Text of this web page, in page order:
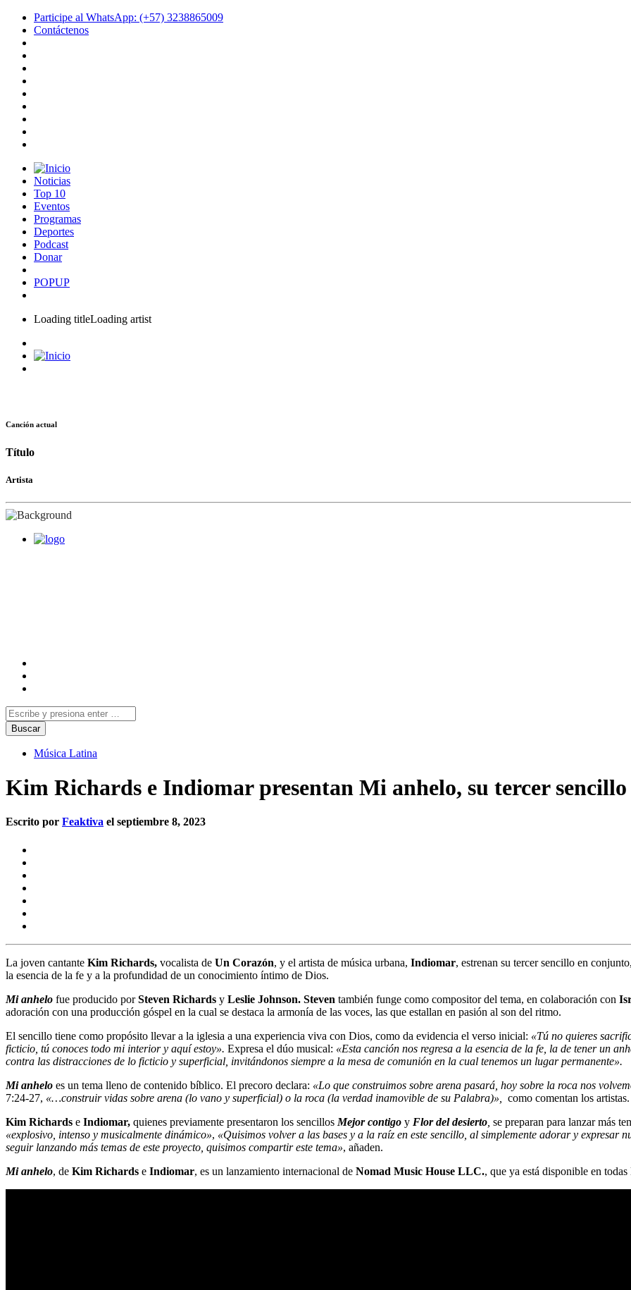
Participe al WhatsApp: (+57) 3238865009
Contáctenos
Noticias
Top 10
Eventos
Programas
Deportes
Podcast
Donar
POPUP
Loading titleLoading artist
Canción actual
Título
Artista
Música Latina
Kim Richards e Indiomar presentan Mi anhelo, su tercer
Escrito por Feaktiva el septiembre 8, 2023
La joven cantante Kim Richards, vocalista de Un Corazón, y el artista de música urbana, Indiomar, estrenan su tercer sencillo en conjunto,
la esencia de la fe y a la profundidad de un conocimiento íntimo de Dios.
Mi anhelo fue producido porSteven Richards y Leslie Johnson. Steven también funge como compositor del tema, en colaboración con
adoración con una producción góspel en la cual se destaca la armonía de las voces, las que estallan en pasión al son del ritmo.
El sencillo tiene como propósito llevar a la iglesia a una experiencia viva con Dios, como da evidencia el verso inicial: «Tú no quieres
ficticio, tú conoces todo mi interior y aquí estoy». Expresa el dúo musical: «Esta canción nos regresa a la esencia de la fe, la de tener un
contra las distracciones de lo ficticio y superficial, invitándonos siempre a la mesa de comunión en la cual tenemos un lugar permanente».
Mi anhelo es un tema lleno de contenido bíblico. El precoro declara: «Lo que construimos sobre arena pasará, hoy sobre la roca nos
7:24-27, «…construir vidas sobre arena (lo vano y superficial) o la roca (la verdad inamovible de su Palabra)»,
como comentan los artistas.
Kim Richards e Indiomar, quienes previamente presentaron los sencillos Mejor contigo y Flor del desierto se preparan para lanzar más
«explosivo, intenso y musicalmente dinámico», «Quisimos volver a las bases y a la raíz en este sencillo, al simplemente adorar y expresar
seguir lanzando más temas de este proyecto, quisimos compartir este tema», añaden.
Mi anhelo, de Kim Richards e Indiomar, es un lanzamiento internacional de Nomad Music House LLC., que ya está disponible en